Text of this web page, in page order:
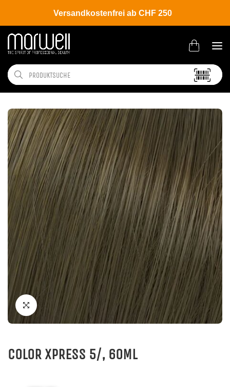
Versandkostenfrei ab CHF 250
Shop Hair Coloration Permanente Haarfarbe
COLOR XPRESS 5/, 60ML